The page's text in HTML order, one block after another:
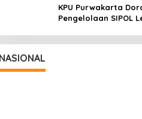
Cockroach di India
KPU Purwakarta
Pengelolaan SIPOL
NASIONAL